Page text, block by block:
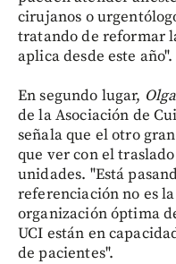
cirujanos o
tratando de reformar
aplica desde este año".
En segundo lugar,
de la Asociación de
señala que el otro
que ver con el
unidades. "Está
referenciación no es
organización óptima
UCI están en
de pacientes".